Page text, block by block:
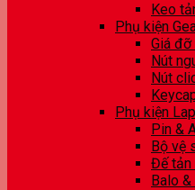
Keo
Phụ kiện
Giá
Nút
Nút
Phụ kiện
Pin &
Bộ vệ
Đế tản
Balo &